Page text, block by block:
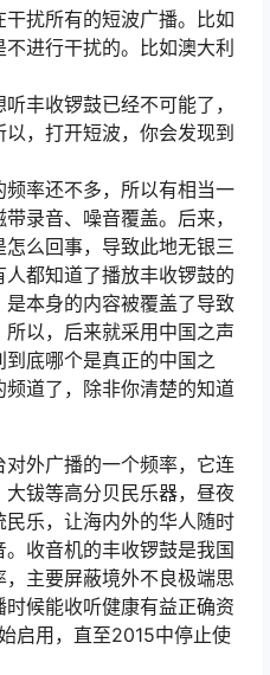
扰所有的短波广播。比如
进行干扰的。比如澳大利
丰收锣鼓已经不可能了，
，打开短波，你会发现到
率还不多，所以有相当一
录音、噪音覆盖。后来，
么回事，导致此地无银三
都知道了播放丰收锣鼓的
本身的内容被覆盖了导致
以，后来就采用中国之声
底哪个是真正的中国之
道了，除非你清楚的知道
外广播的一个频率，它连
钹等高分贝民乐器，昼夜
乐，让海内外的华人随时
收音机的丰收锣鼓是我国
主要屏蔽境外不良极端思
候能收听健康有益正确资
启用，直至2015中停止使